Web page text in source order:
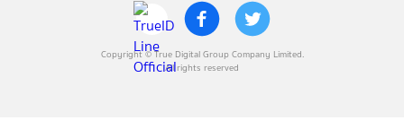
Copyright © True Digital Group Company Limited.
All rights reserved